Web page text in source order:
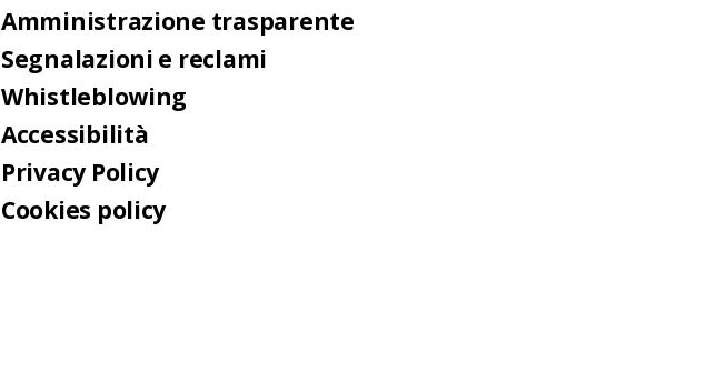
Amministrazione trasparente
Segnalazioni e reclami
Whistleblowing
Accessibilità
Privacy Policy
Cookies policy